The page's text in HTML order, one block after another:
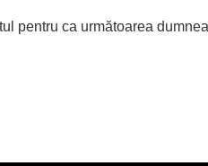
pentru ca următoarea